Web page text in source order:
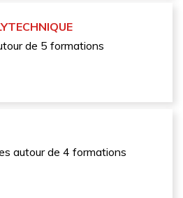
de 5 formations
autour de 4 formations